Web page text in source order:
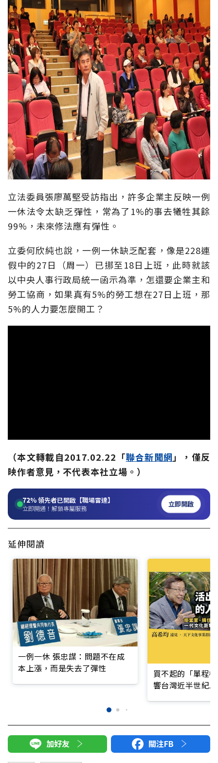
立法委員張廖萬堅受訪指出，許多企業主反映一例
一休法令太缺乏彈性，常為了1%的事去犧牲其餘
99%，未來修法應有彈性。
立委何欣純也說，一例一休缺乏配套，像是228連
假中的27日（周一）已挪至18日上班，此時就該
以中央人事行政局統一函示為準，怎還要企業主和
勞工協商，如果真有5%的勞工想在27日上班，那
5%的人力要怎麼開工？
（本文轉載自2017.02.22「聯合新聞網 」，僅反
映作者意見，不代表本社立場。）
72%領先者已開啟【職場雷達】
立即開通！解鎖專屬服務 立即開啟
延伸閱讀
一例一休 張忠謀：問題不在成
本上漲，而是失去了彈性
買不起的「單程
響台灣近半世紀
加好友 關注FB